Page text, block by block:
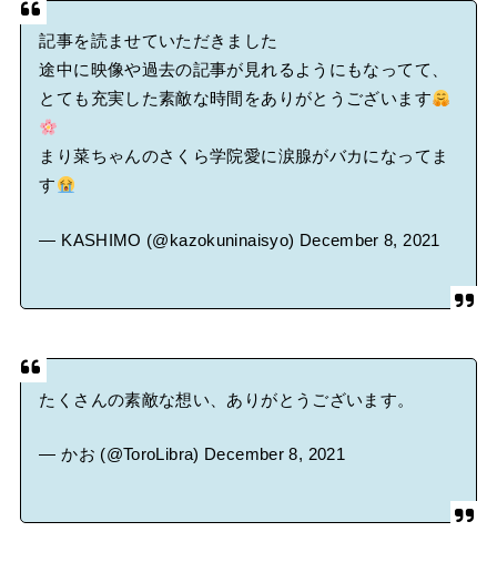
記事を読ませていただきました
途中に映像や過去の記事が見れるようにもなってて、
とても充実した素敵な時間をありがとうございます
まり菜ちゃんのさくら学院愛に涙腺がバカになってま
す
— KASHIMO (@kazokuninaisyo) December 8, 2021
たくさんの素敵な想い、ありがとうございます。
— かお (@ToroLibra) December 8, 2021